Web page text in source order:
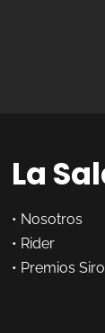
La
• Nosotros
• Rider
• Premios